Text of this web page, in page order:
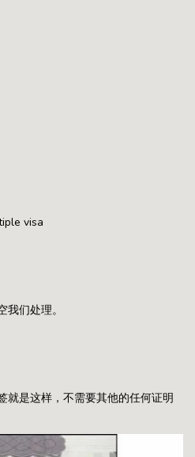
visa
们处理。
就是这样，不需要其他的任何证明